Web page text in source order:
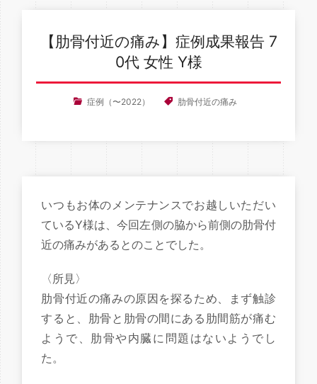
【肋骨付近の痛み】症例成果報告 7
0代 女性 Y様
症例（〜2022） 肋骨付近の痛み
いつもお体のメンテナンスでお越しいただい
ているY様は、今回左側の脇から前側の肋骨付
近の痛みがあるとのことでした。
〈所見〉
肋骨付近の痛みの原因を探るため、まず触診
すると、肋骨と肋骨の間にある肋間筋が痛む
ようで、肋骨や内臓に問題はないようでし
た。